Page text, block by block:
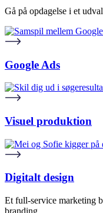
Gå på opdagelse i et
Google Ads
Visuel produktion
Digitalt design
Et full-service marketing